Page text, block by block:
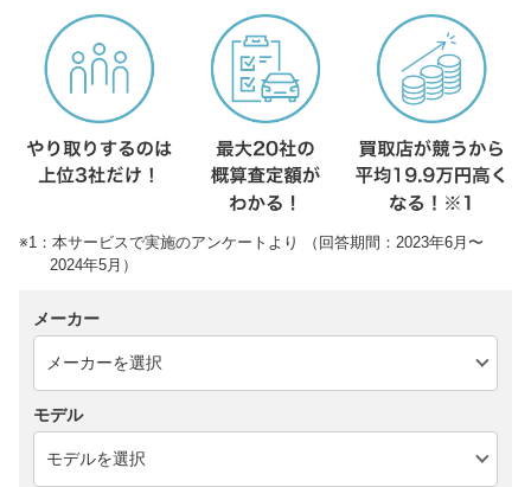
※1：本サービスで実施のアンケートより （回答期間：2023年6月〜
2024年5月）
メーカー
モデル